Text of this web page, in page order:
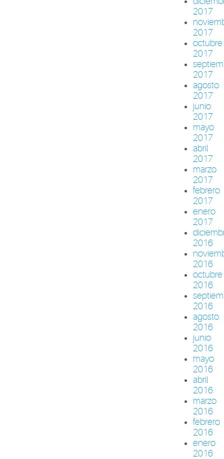
2017
2017
octubre
2017
2017
agosto
2017
junio
2017
mayo
2017
abril
2017
marzo
2017
febrero
2017
enero
2017
2016
2016
octubre
2016
2016
agosto
2016
junio
2016
mayo
2016
abril
2016
marzo
2016
febrero
2016
enero
2016